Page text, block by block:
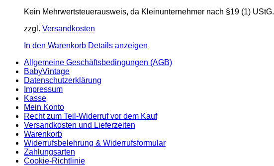
Kein Mehrwertsteuerausweis, da Kleinunternehmer nach §19 (1) UStG.
zzgl. Versandkosten
In den Warenkorb Details anzeigen
Allgemeine Geschäftsbedingungen (AGB)
BabyVintage
Datenschutzerklärung
Impressum
Kasse
Mein Konto
Recht zum Teil-Widerruf vor dem Kauf
Versandkosten und Lieferzeiten
Warenkorb
Widerrufsbelehrung & Widerrufsformular
Zahlungsarten
Cookie-Richtlinie